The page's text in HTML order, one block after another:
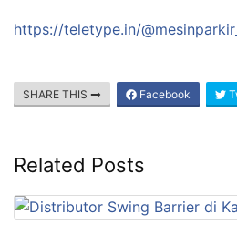
https://teletype.in/
SHARE THIS Facebook
Related Posts